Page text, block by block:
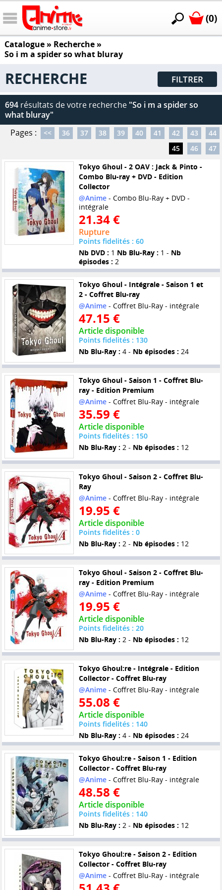
(0)
Catalogue» Recherche »
So i m a spider so what bluray
RECHERCHE FILTRER
694 résultats de votre recherche "So i m a spider so
what bluray"
Pages :
<< 36 37 38 39 40 41 42 43
44
45
46
47
Tokyo Ghoul - 2 OAV : Jack & Pinto -
Combo Blu-ray + DVD - Edition
Collector
@Anime- Combo Blu-Ray + DVD -
intégrale
21.34 €
Rupture
Points fidelités : 60
Nb DVD : 1 Nb Blu-Ray : 1 - Nb
épisodes : 2
Tokyo Ghoul - Intégrale - Saison 1 et
2 - Coffret Blu-ray
@Anime- Coffret Blu-Ray - intégrale
47.15 €
Article disponible
Points fidelités : 130
Nb Blu-Ray : 4 - Nb épisodes : 24
Tokyo Ghoul - Saison 1 - Coffret Blu-
ray - Edition Premium
@Anime- Coffret Blu-Ray - intégrale
35.59 €
Article disponible
Points fidelités : 150
Nb Blu-Ray : 2 - Nb épisodes : 12
Tokyo Ghoul - Saison 2 - Coffret Blu-
Ray
@Anime- Coffret Blu-Ray - intégrale
19.95 €
Article disponible
Points fidelités : 0
Nb Blu-Ray : 2 - Nb épisodes : 12
Tokyo Ghoul - Saison 2 - Coffret Blu-
ray - Edition Premium
@Anime- Coffret Blu-Ray - intégrale
19.95 €
Article disponible
Points fidelités : 20
Nb Blu-Ray : 2 - Nb épisodes : 12
Tokyo Ghoul:re - Intégrale - Edition
Collector - Coffret Blu-ray
@Anime- Coffret Blu-Ray - intégrale
55.08 €
Article disponible
Points fidelités : 140
Nb Blu-Ray : 4 - Nb épisodes : 24
Tokyo Ghoul:re - Saison 1 - Edition
Collector - Coffret Blu-ray
@Anime- Coffret Blu-Ray - intégrale
48.58 €
Article disponible
Points fidelités : 140
Nb Blu-Ray : 2 - Nb épisodes : 12
Tokyo Ghoul:re - Saison 2 - Edition
Collector - Coffret Blu-ray
@Anime- Coffret Blu-Ray - intégrale